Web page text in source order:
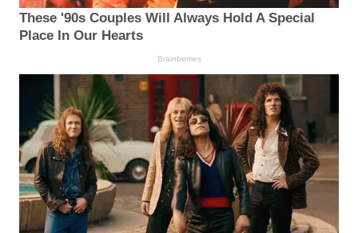
These '90s Couples Will Always Hold A Special
Place In Our Hearts
Brainberries